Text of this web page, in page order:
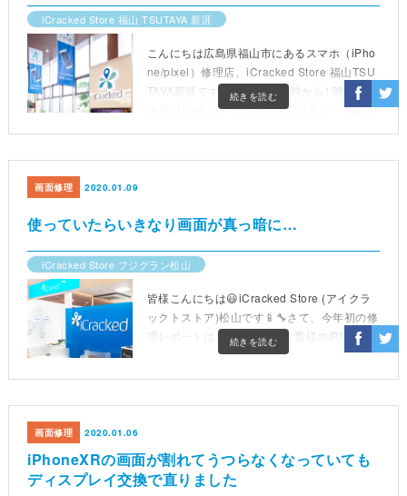
iCracked Store 福山 TSUTAYA 新涯
続きを読む
こんにちは広島県福山市にあるスマホ（iPho
ne/pixel）修理店、iCracked Store 福山TSU
TAYA新涯です( ´∀｀)毎日10時から19時（最
終受付18時）まで営業しております。画面が
使っていたらいきなり画面が真っ暗に…
画面修理 2020.01.09
iCracked Store フジグラン松山
続きを読む
皆様こんにちは😃iCracked Store (アイクラ
ックトストア)松山です📱🔧さて、今年初の修
理レポートは先日修理したお客様のiPhone 8
iPhoneXRの画面が割れてうつらなくなっていても
ディスプレイ交換で直りました
画面修理 2020.01.06